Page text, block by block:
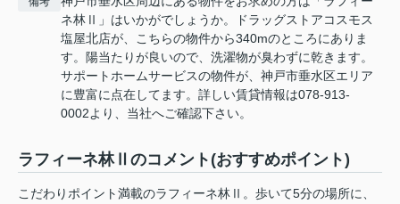
ネ林Ⅱ」はいかがでしょうか。ドラッグストアコスモス
塩屋北店が、こちらの物件から340mのところにありま
す。陽当たりが良いので、洗濯物が臭わずに乾きます。
サポートホームサービスの物件が、神戸市垂水区エリア
に豊富に点在してます。詳しい賃貸情報は078-913-
0002より、当社へご確認下さい。
ラフィーネ林Ⅱのコメント(おすすめポイント)
こだわりポイント満載のラフィーネ林Ⅱ。歩いて5分の場所に、